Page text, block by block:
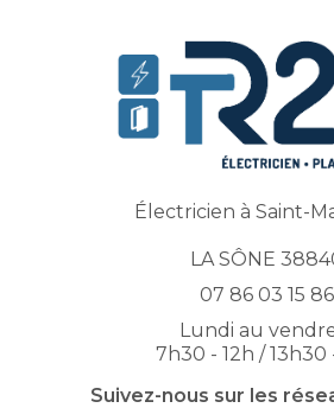
Électricien à Saint-
LA SÔNE
07 86 03 15 86
Lundi au
7h30 - 12h / 13h30
Suivez-nous sur les